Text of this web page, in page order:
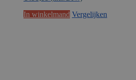
In winkelmand Vergelijken